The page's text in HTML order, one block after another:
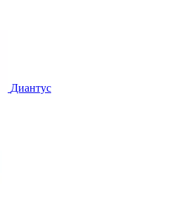
Диантус